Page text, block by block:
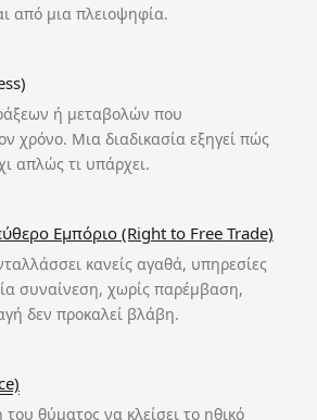
από μια πλειοψηφία.
ή μεταβολών που
χρόνο. Μια διαδικασία εξηγεί πώς
απλώς τι υπάρχει.
Εμπόριο (Right to Free Trade)
κανείς αγαθά, υπηρεσίες
συναίνεση, χωρίς παρέμβαση,
δεν προκαλεί βλάβη.
θύματος να κλείσει το ηθικό